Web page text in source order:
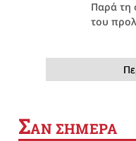
Παρά τη
του
ΣΑΝ ΣΗΜΕΡΑ